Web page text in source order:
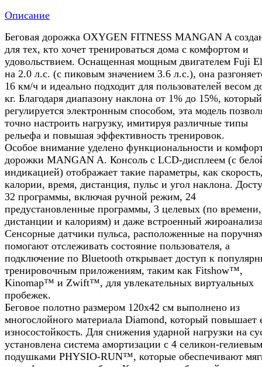
Описание
Беговая дорожка OXYGEN FITNESS MANGAN A
для тех, кто хочет тренироваться дома с комфортом и
удовольствием. Оснащенная мощным двигателем Fuji
на 2.0 л.с. (с пиковым значением 3.6 л.с.), она
16 км/ч и идеально подходит для пользователей весом
кг. Благодаря диапазону наклона от 1% до 15%, который
регулируется электронным способом, эта модель
точно настроить нагрузку, имитируя различные типы
рельефа и повышая эффективность тренировок.
Особое внимание уделено функциональности и
дорожки MANGAN A. Консоль с LCD-дисплеем (с
индикацией) отображает такие параметры, как
калории, время, дистанция, пульс и угол наклона.
32 программы, включая ручной режим, 24
предустановленные программы, 3 целевых (по времени,
дистанции и калориям) и даже встроенный
Сенсорные датчики пульса, расположенные на
помогают отслеживать состояние пользователя, а
подключение по Bluetooth открывает доступ к
тренировочным приложениям, таким как Fitshow™,
Kinomap™ и Zwift™, для увлекательных виртуальных
пробежек.
Беговое полотно размером 120x42 см выполнено из
многослойного материала Diamond, который повышает
износостойкость. Для снижения ударной нагрузки на
установлена система амортизации с 4 селикон-
подушками PHYSIO-RUN™, которые обеспечивают